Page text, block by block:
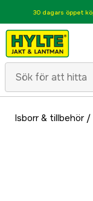
30 dagars öppet
Isborr & tillbehör/